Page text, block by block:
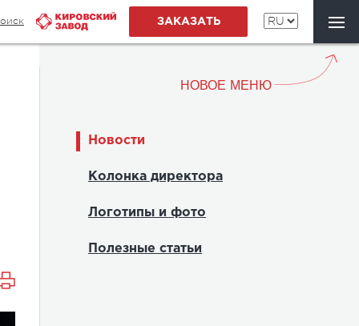
НОВОЕ МЕНЮ
ЗАКАЗАТЬ
Новости
Колонка директора
Логотипы и фото
Полезные статьи